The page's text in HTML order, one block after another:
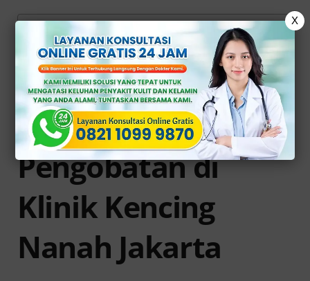
Daftar Isi
Pengobatan di Klinik Kencing
Nanah Jakarta
Konsultasi Segera di Klinik Apollo
Pengobatan di
Klinik Kencing
Nanah Jakarta
X